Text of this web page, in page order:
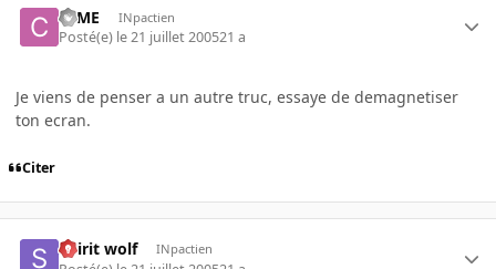
coME INpactien
Posté(e) le 21 juillet 200521 a
Je viens de penser a un autre truc, essaye de demagnetiser
ton ecran.
Citer
Spirit wolf INpactien